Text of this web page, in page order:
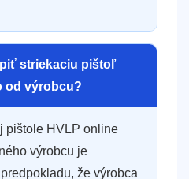
striekaciu pištoľ
od výrobcu?
pištole HVLP online
výrobcu je
že výrobca